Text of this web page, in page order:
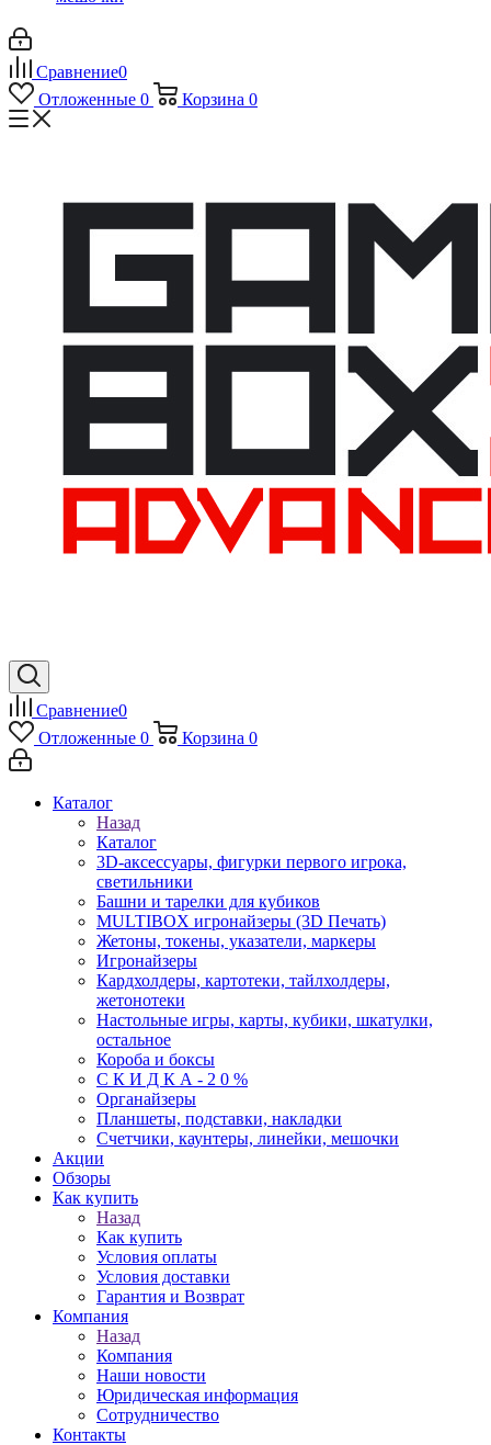
Сравнение0
Отложенные 0 Корзина 0
Сравнение0
Отложенные 0 Корзина 0
Каталог
Назад
Каталог
3D-аксессуары, фигурки первого игрока,
светильники
Башни и тарелки для кубиков
MULTIBOX игронайзеры (3D Печать)
Жетоны, токены, указатели, маркеры
Игронайзеры
Кардхолдеры, картотеки, тайлхолдеры,
жетонотеки
Настольные игры, карты, кубики, шкатулки,
остальное
Короба и боксы
С К И Д К А - 2 0 %
Органайзеры
Планшеты, подставки, накладки
Счетчики, каунтеры, линейки, мешочки
Акции
Обзоры
Как купить
Назад
Как купить
Условия оплаты
Условия доставки
Гарантия и Возврат
Компания
Назад
Компания
Наши новости
Юридическая информация
Сотрудничество
Контакты